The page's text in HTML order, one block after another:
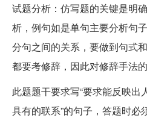
试题分析：仿写题的关键是明
析，例句如是单句主要分析句
分句之间的关系，要做到句式
都要考修辞，因此对修辞手法
此题题干要求写“要求能反映
具有的联系”的句子，答题时必